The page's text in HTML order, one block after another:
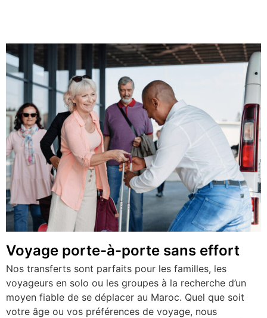
Voyage porte-à-porte sans effort
Nos transferts sont parfaits pour les familles, les
voyageurs en solo ou les groupes à la recherche d’un
moyen fiable de se déplacer au Maroc. Quel que soit
votre âge ou vos préférences de voyage, nous